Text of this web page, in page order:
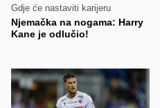
Gdje će nastaviti karijeru
Njemačka na nogama: Harry
Kane je odlučio!